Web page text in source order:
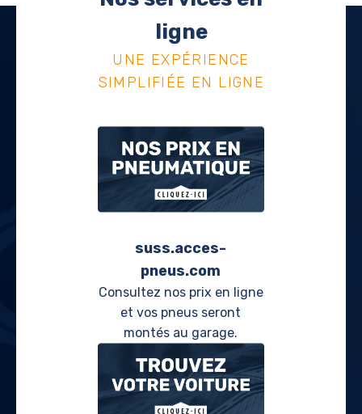
ligne
UNE EXPÉRIENCE
SIMPLIFIÉE EN LIGNE
suss.acces-
pneus.com
Consultez nos prix en ligne
et vos pneus seront
montés au garage.